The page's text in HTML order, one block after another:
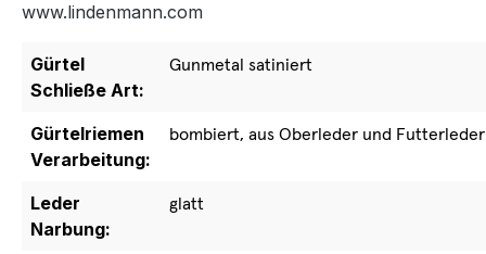
www.lindenmann.com
Gürtel
Schließe Art:
Gunmetal satiniert
Gürtelriemen
Verarbeitung:
bombiert, aus Oberleder und Futterleder
Leder
Narbung:
glatt